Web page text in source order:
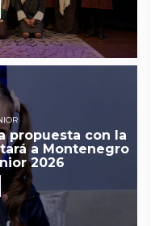
propuesta con la
a Montenegro
2026